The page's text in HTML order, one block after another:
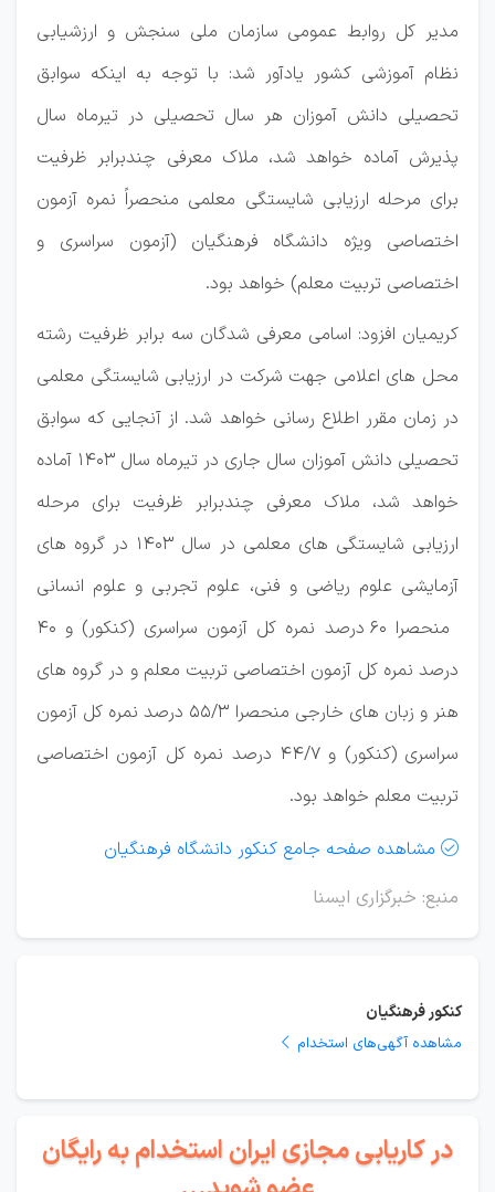
مدیر کل روابط عمومی سازمان ملی سنجش و ارزشیابی
نظام آموزشی کشور یادآور شد: با توجه به اینکه سوابق
تحصیلی دانش آموزان هر سال تحصیلی در تیرماه سال
پذیرش آماده خواهد شد، ملاک معرفی چندبرابر ظرفیت
برای مرحله ارزیابی شایستگی معلمی منحصراً نمره آزمون
اختصاصی ویژه دانشگاه فرهنگیان (آزمون سراسری و
اختصاصی تربیت معلم) خواهد بود.
کریمیان افزود: اسامی معرفی شدگان سه برابر ظرفیت رشته
محل های اعلامی جهت شرکت در ارزیابی شایستگی معلمی
در زمان مقرر اطلاع رسانی خواهد شد. از آنجایی که سوابق
تحصیلی دانش آموزان سال جاری در تیرماه سال ۱۴۰۳ آماده
خواهد شد، ملاک معرفی چندبرابر ظرفیت برای مرحله
ارزیابی شایستگی های معلمی در سال ۱۴۰۳ در گروه های
آزمایشی علوم ریاضی و فنی، علوم تجربی و علوم انسانی
منحصرا ۶۰ درصد نمره کل آزمون سراسری (کنکور) و ۴۰
درصد نمره کل آزمون اختصاصی تربیت معلم و در گروه های
هنر و زبان های خارجی منحصرا ۵۵/۳ درصد نمره کل آزمون
سراسری (کنکور) و ۴۴/۷ درصد نمره کل آزمون اختصاصی
تربیت معلم خواهد بود.
 مشاهده صفحه جامع کنکور دانشگاه فرهنگیان
منبع: خبرگزاری ایسنا
کنکور فرهنگیان
مشاهده آگهی‌های استخدام
در کاریابی مجازی ایران استخدام به رایگان